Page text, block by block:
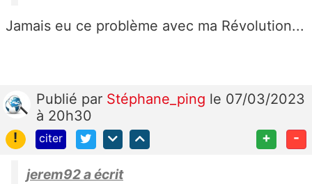
Jamais eu ce problème avec ma Révolution...
Publié par Stéphane_ping le 07/03/2023
à 20h30
!
citer + -
jerem92 a écrit